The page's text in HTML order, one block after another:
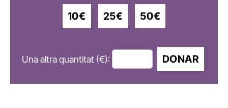
10€ 25€ 50€
Una altra quantitat (€): DONAR